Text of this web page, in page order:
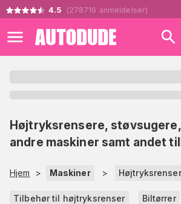
4.5 (278716 anmeldelser)
Højtryksrensere,
andre maskiner samt andet
Hjem > Maskiner > Højtryksrenser
Tilbehør til højtryksrenser Biltørrer